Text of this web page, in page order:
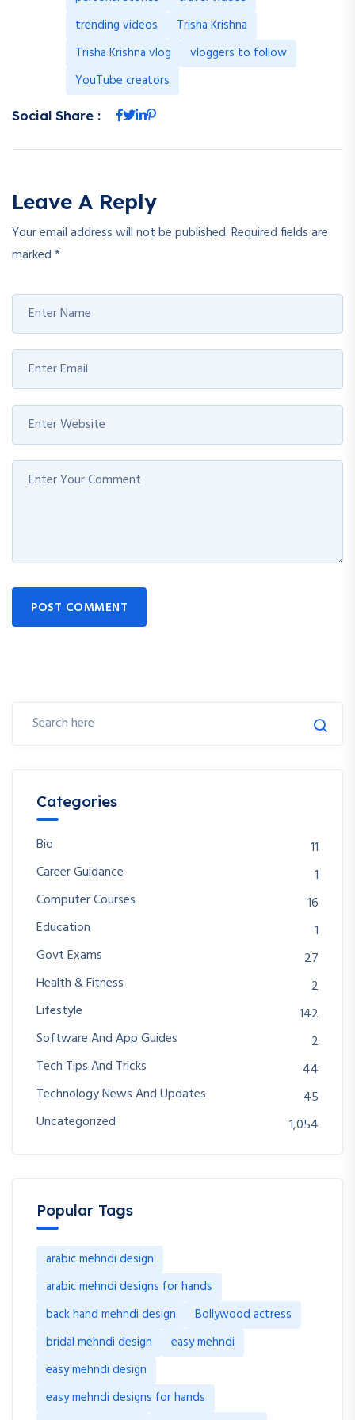
trending videos
Trisha Krishna
Trisha Krishna vlog
vloggers to follow
YouTube creators
Social Share :
Leave A Reply
Your email address will not be published.Required fields are
marked*
POST COMMENT
Categories
Bio
11
Career Guidance
1
Computer Courses
16
Education
1
Govt Exams
27
Health & Fitness
2
Lifestyle
142
Software And App Guides
2
Tech Tips And Tricks
44
Technology News And Updates
45
Uncategorized
1,054
Popular Tags
arabic mehndi design
arabic mehndi designs for hands
back hand mehndi design
Bollywood actress
bridal mehndi design
easy mehndi
easy mehndi design
easy mehndi designs for hands